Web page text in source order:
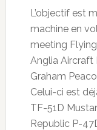
L’objectif est
machine en
meeting
Anglia Aircraft
Graham
Celui-ci est
TF-51D
Republic P-